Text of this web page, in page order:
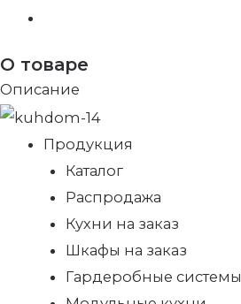
О товаре
Описание
Продукция
Каталог
Распродажа
Кухни на заказ
Шкафы на заказ
Гардеробные системы